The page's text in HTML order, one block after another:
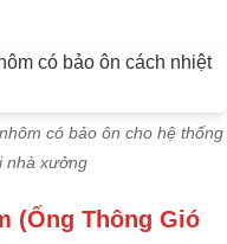
có bảo ôn cho hệ thống
nhà xưởng
(Ống Thông Gió